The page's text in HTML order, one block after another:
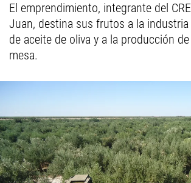
El emprendimiento, integrante del
Juan, destina sus frutos a la industria
de aceite de oliva y a la producción
mesa.